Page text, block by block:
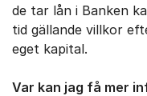
de tar lån i Banken
tid gällande villkor
eget kapital.
Var kan jag få mer